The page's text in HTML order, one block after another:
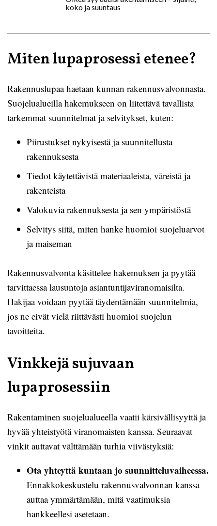
koko ja suuntaus
Miten lupaprosessi etenee?
Rakennuslupaa haetaan kunnan rakennusvalvonnasta.
Suojelualueilla hakemukseen on liitettävä tavallista
tarkemmat suunnitelmat ja selvitykset, kuten:
Piirustukset nykyisestä ja suunnitellusta
rakennuksesta
Tiedot käytettävistä materiaaleista, väreistä ja
rakenteista
Valokuvia rakennuksesta ja sen ympäristöstä
Selvitys siitä, miten hanke huomioi suojeluarvot
ja maiseman
Rakennusvalvonta käsittelee hakemuksen ja pyytää
tarvittaessa lausuntoja asiantuntijaviranomaisilta.
Hakijaa voidaan pyytää täydentämään suunnitelmia,
jos ne eivät vielä riittävästi huomioi suojelun
tavoitteita.
Vinkkejä sujuvaan
lupaprosessiin
Rakentaminen suojelualueella vaatii kärsivällisyyttä ja
hyvää yhteistyötä viranomaisten kanssa. Seuraavat
vinkit auttavat välttämään turhia viivästyksiä:
Ota yhteyttä kuntaan jo suunnitteluvaiheessa.
Ennakkokeskustelu rakennusvalvonnan kanssa
auttaa ymmärtämään, mitä vaatimuksia
hankkeellesi asetetaan.